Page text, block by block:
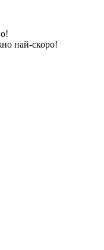
най-скоро!